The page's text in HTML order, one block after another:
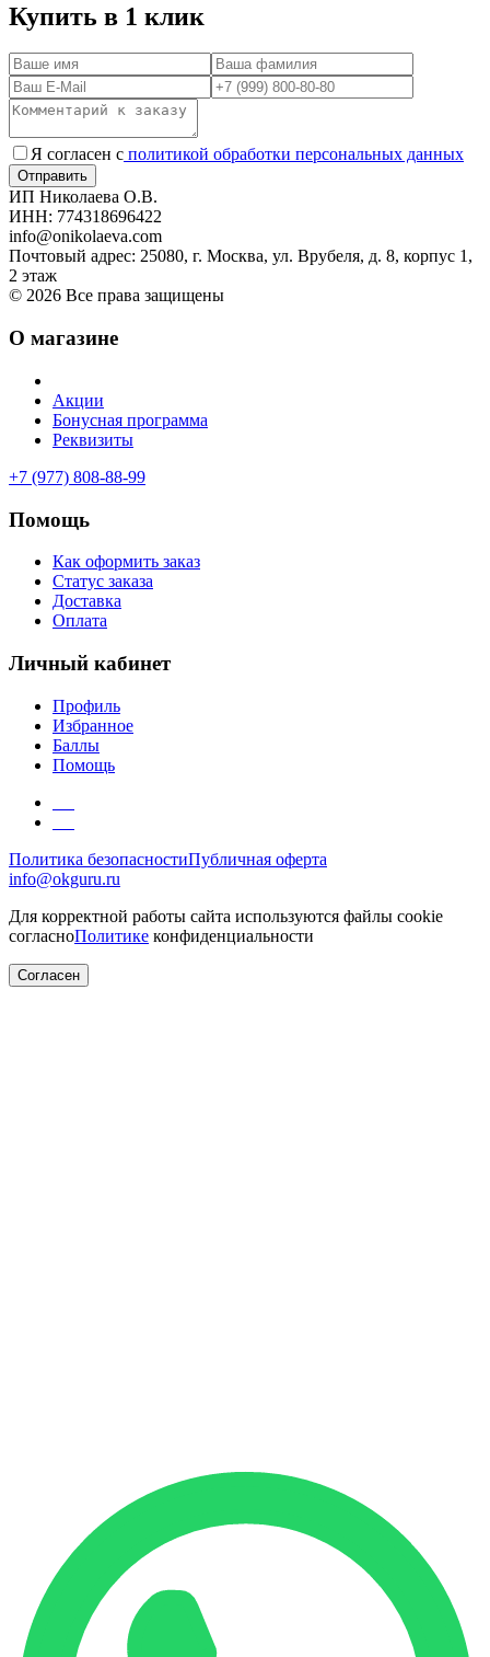
Купить в 1 клик
Я согласен с политикой обработки персональных данных
ИП Николаева О.В.
ИНН: 774318696422
info@onikolaeva.com
Почтовый адрес: 25080, г. Москва, ул. Врубеля, д. 8, корпус 1,
2 этаж
© 2026 Все права защищены
О магазине
Акции
Бонусная программа
Реквизиты
+7 (977) 808-88-99
Помощь
Как оформить заказ
Статус заказа
Доставка
Оплата
Личный кабинет
Профиль
Избранное
Баллы
Помощь
Политика безопасностиПубличная оферта
info@okguru.ru
Для корректной работы сайта используются файлы cookie
согласноПолитике конфиденциальности
Согласен